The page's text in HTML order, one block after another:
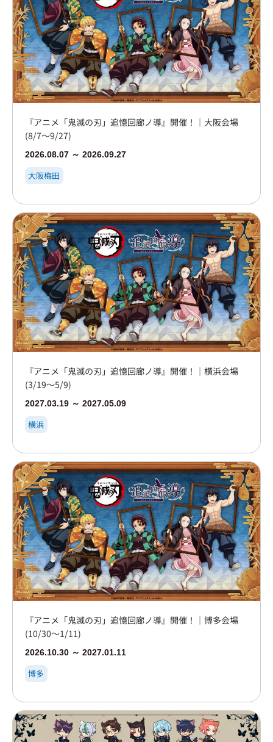
『アニメ「鬼滅の刃」追憶回廊ノ導』開催！｜大阪会場
(8/7～9/27)
2026.08.07 ～ 2026.09.27
大阪梅田
『アニメ「鬼滅の刃」追憶回廊ノ導』開催！｜横浜会場
(3/19～5/9)
2027.03.19 ～ 2027.05.09
横浜
『アニメ「鬼滅の刃」追憶回廊ノ導』開催！｜博多会場
(10/30～1/11)
2026.10.30 ～ 2027.01.11
博多